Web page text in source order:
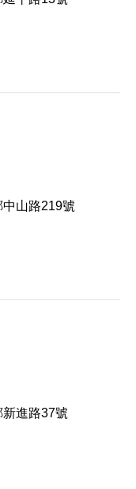
山路219號
進路37號